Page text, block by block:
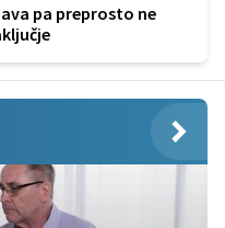
pa preprosto ne